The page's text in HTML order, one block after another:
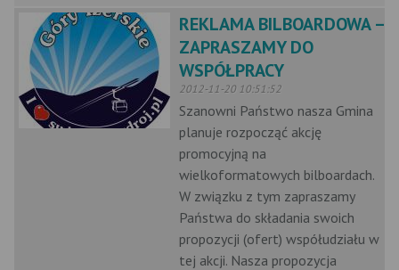
REKLAMA BILBOARDOWA –
ZAPRASZAMY DO
WSPÓŁPRACY
2012-11-20 10:51:52
Szanowni Państwo nasza Gmina
planuje rozpocząć akcję
promocyjną na
wielkoformatowych bilboardach.
W związku z tym zapraszamy
Państwa do składania swoich
propozycji (ofert) współudziału w
tej akcji. Nasza propozycja